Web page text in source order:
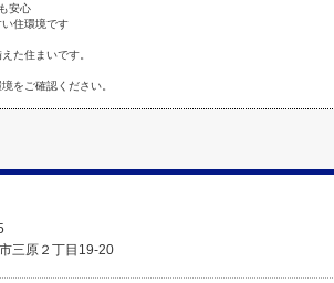
安心
い住環境です
た住まいです。
をご確認ください。
三原２丁目19-20